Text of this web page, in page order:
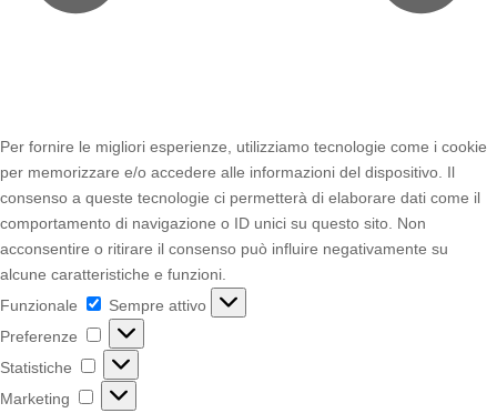
Per fornire le migliori esperienze, utilizziamo tecnologie come i cookie
per memorizzare e/o accedere alle informazioni del dispositivo. Il
consenso a queste tecnologie ci permetterà di elaborare dati come il
comportamento di navigazione o ID unici su questo sito. Non
acconsentire o ritirare il consenso può influire negativamente su
alcune caratteristiche e funzioni.
Funzionale
Funzionale
Sempre attivo
Preferenze
Preferenze
Statistiche Statistiche
Marketing
Marketing